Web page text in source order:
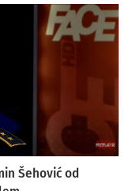
Šehović od